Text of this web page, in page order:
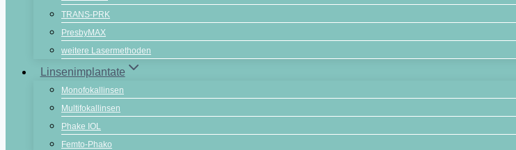
TRANS-PRK
PresbyMAX
weitere Lasermethoden
Linsenimplantate
Monofokallinsen
Multifokallinsen
Phake IOL
Femto-Phako